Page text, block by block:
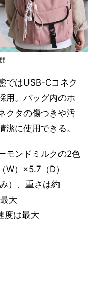
ではUSB-Cコネク
用。バッグ内のホ
クタの傷つきや汚
に使用できる。
モンドミルクの2色
W）×5.7（D）
）、重さは約
大
度は最大